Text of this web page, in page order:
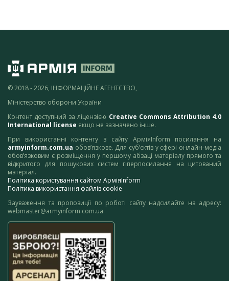
© 2018 - 2026, ІНФОРМАЦІЙНЕ АГЕНТСТВО,
Міністерство оборони України
Контент доступний за ліцензією Creative Commons Attribution 4.0
International license якщо не зазначено інше.
При використанні контенту з сайту АрміяInform посилання на
armyinform.com.ua обов’язкове. Для суб’єктів у сфері онлайн-медіа
обов’язковим є розміщення у першому абзаці матеріалу прямого та
відкритого для пошукових систем гіперпосилання на цитований
матеріал.
Політика користування сайтом АрміяInform
Політика використання файлів cookie
Зауваження та пропозиції по роботі сайту надсилайте на адресу:
webmaster@armyinform.com.ua